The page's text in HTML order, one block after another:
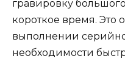
гравировку
короткое время. Это
выполнении
необходимости